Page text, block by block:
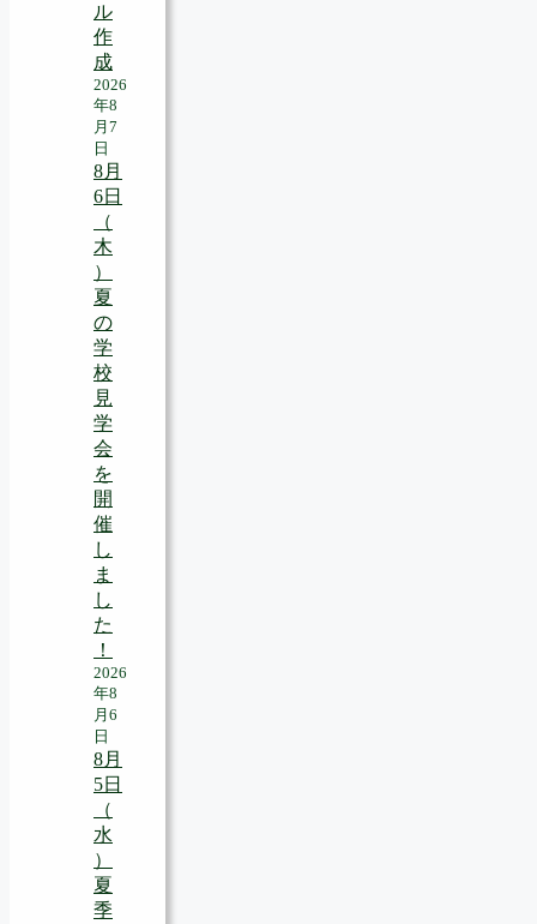
ル
作
成
2026
年8
月7
日
8月
6日
（
木
）
夏
の
学
校
見
学
会
を
開
催
し
ま
し
た
！
2026
年8
月6
日
8月
5日
（
水
）
夏
季